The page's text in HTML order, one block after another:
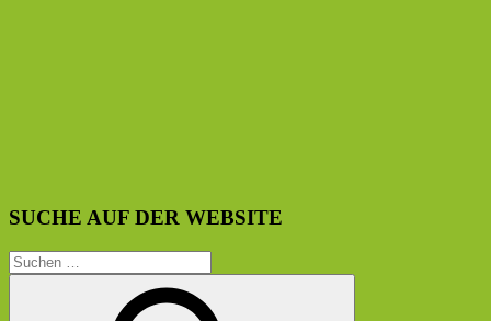
SUCHE AUF DER WEBSITE
Suchen
nach: